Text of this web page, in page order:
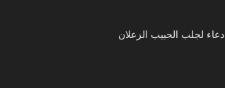
دعاء لجلب الحبيب الزعلان